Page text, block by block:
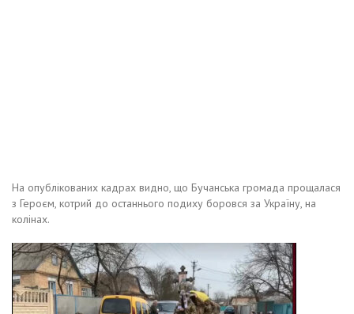
На опублікованих кадрах видно, що Бучанська громада прощалася
з Героєм, котрий до останнього подиху боровся за Україну, на
колінах.